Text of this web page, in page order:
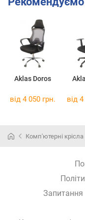
Aklas Doros
від 4 050 грн. від
Комп'ютерні крісла